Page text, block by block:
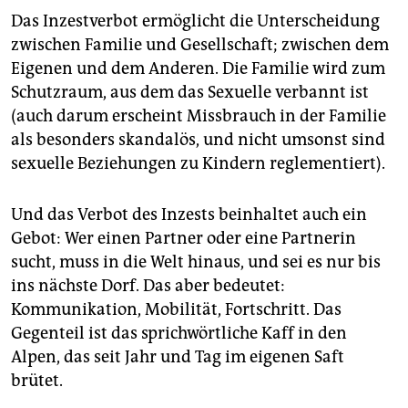
Das Inzestverbot ermöglicht die Unterscheidung
zwischen Familie und Gesellschaft; zwischen dem
Eigenen und dem Anderen. Die Familie wird zum
Schutzraum, aus dem das Sexuelle verbannt ist
(auch darum erscheint Missbrauch in der Familie
als besonders skandalös, und nicht umsonst sind
sexuelle Beziehungen zu Kindern reglementiert).
Und das Verbot des Inzests beinhaltet auch ein
Gebot: Wer einen Partner oder eine Partnerin
sucht, muss in die Welt hinaus, und sei es nur bis
ins nächste Dorf. Das aber bedeutet:
Kommunikation, Mobilität, Fortschritt. Das
Gegenteil ist das sprichwörtliche Kaff in den
Alpen, das seit Jahr und Tag im eigenen Saft
brütet.